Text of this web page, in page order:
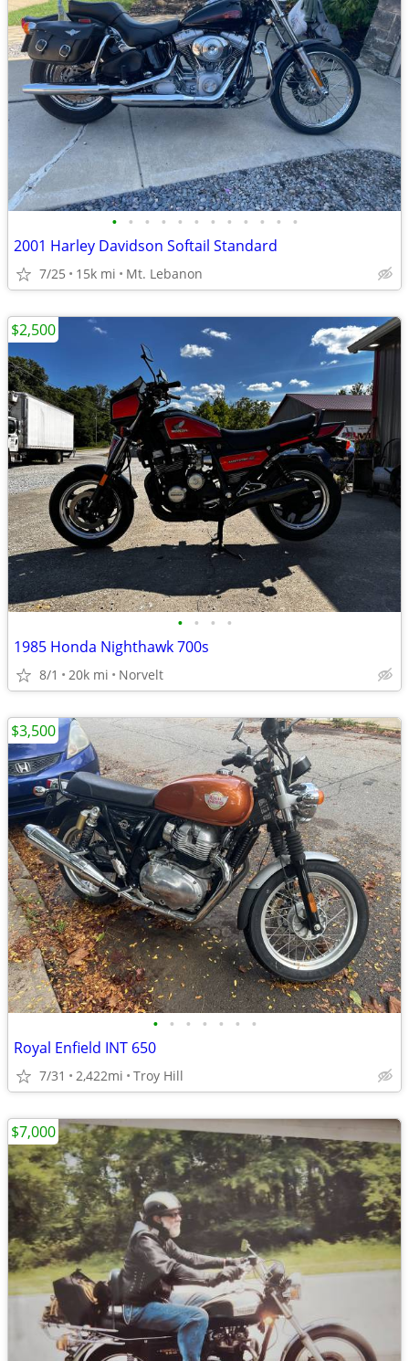
• • • • • • • • • • • •
2001 Harley Davidson Softail Standard
7/25 15k mi Mt. Lebanon
• • • •
1985 Honda Nighthawk 700s
8/1 20k mi Norvelt
$2,500
• • • • • • •
Royal Enfield INT 650
7/31 2,422mi Troy Hill
$3,500
$7,000